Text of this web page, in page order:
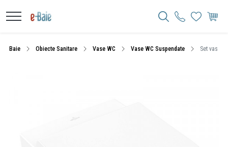
Baie Obiecte Sanitare Vase WC Vase WC Suspendate Set vas